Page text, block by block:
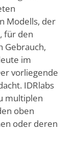
Modells, der
für den
Gebrauch,
im
vorliegende
IDRlabs
multiplen
oben
oder deren